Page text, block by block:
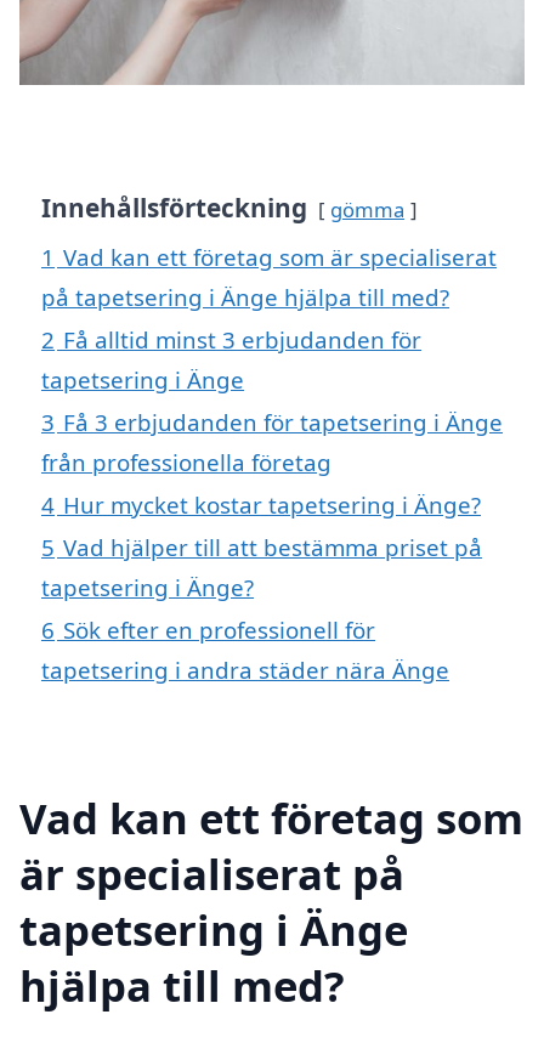
Innehållsförteckning gömma
1 Vad kan ett företag som är specialiserat
på tapetsering i Änge hjälpa till med?
2 Få alltid minst 3 erbjudanden för
tapetsering i Änge
3 Få 3 erbjudanden för tapetsering i Änge
från professionella företag
4 Hur mycket kostar tapetsering i Änge?
5 Vad hjälper till att bestämma priset på
tapetsering i Änge?
6 Sök efter en professionell för
tapetsering i andra städer nära Änge
Vad kan ett företag som
är specialiserat på
tapetsering i Änge
hjälpa till med?